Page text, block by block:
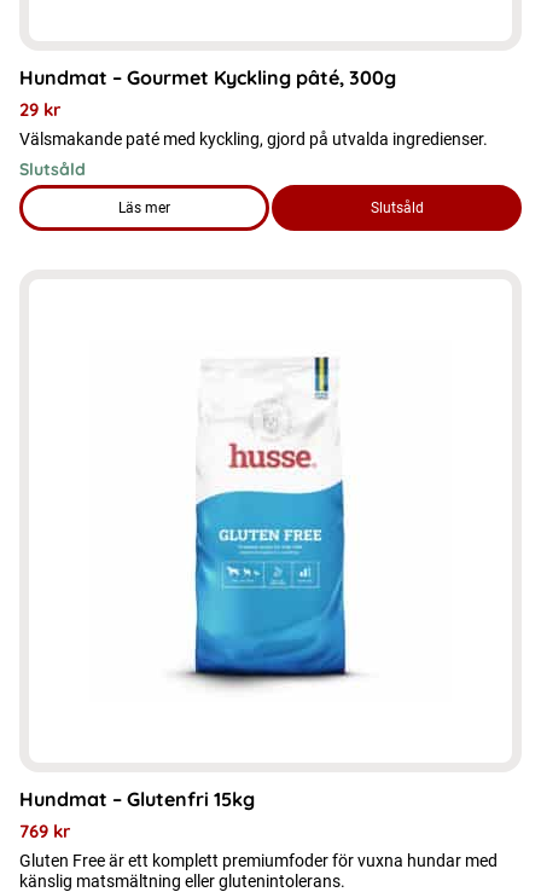
Hundmat – Gourmet Kyckling pâté, 300g
29 kr
Välsmakande paté med kyckling, gjord på utvalda ingredienser.
Slutsåld
Läs mer
om produkten Hundmat – Gourmet Kyckling pâté, 300g
Slutsåld
Hundmat – Glutenfri 15kg
769 kr
Gluten Free är ett komplett premiumfoder för vuxna hundar med
känslig matsmältning eller glutenintolerans.